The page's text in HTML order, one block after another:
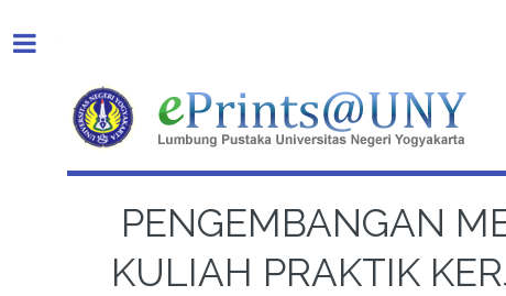
PENGEMBANGAN
KULIAH PRAKTIK